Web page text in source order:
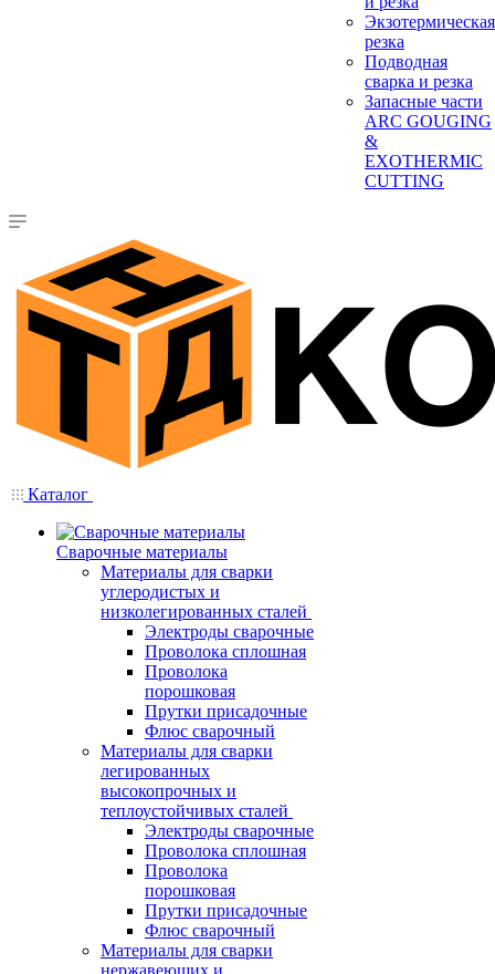
Экзотермическая
резка
Подводная
сварка и резка
Запасные части
ARC GOUGING
&
EXOTHERMIC
CUTTING
Каталог
Сварочные материалы
Материалы для сварки
углеродистых и
низколегированных сталей
Электроды сварочные
Проволока сплошная
Проволока
порошковая
Прутки присадочные
Флюс сварочный
Материалы для сварки
легированных
высокопрочных и
теплоустойчивых сталей
Электроды сварочные
Проволока сплошная
Проволока
порошковая
Прутки присадочные
Флюс сварочный
Материалы для сварки
нержавеющих и